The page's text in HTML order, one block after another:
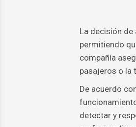
La decisión
permitiendo
compañía
pasajeros o la
De acuerdo
detectar y